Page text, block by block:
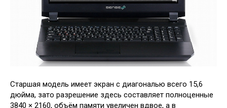
Старшая модель имеет экран с диагональю всего 15,6
дюйма, зато разрешение здесь составляет полноценные
3840 × 2160, объём памяти увеличен вдвое, а в